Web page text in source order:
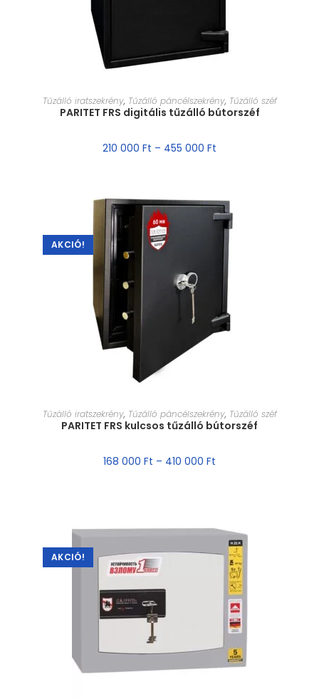
MÉRET VÁLASZTÁSA
Tűzálló iratszekrény, Tűzálló páncélszekrény, Tűzálló széf
PARITET FRS digitális tűzálló bútorszéf
210 000 Ft – 455 000 Ft
AKCIÓ!
MÉRET VÁLASZTÁSA
Tűzálló iratszekrény, Tűzálló páncélszekrény, Tűzálló széf
PARITET FRS kulcsos tűzálló bútorszéf
168 000 Ft – 410 000 Ft
AKCIÓ!